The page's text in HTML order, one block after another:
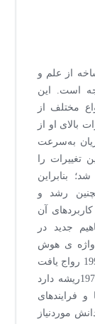
از علم و
است. این
مختلف از
بالای او از
به‌سرعت
تغییرات را
بنابراین
رشد و
آن
جدید در
هوش تجاری است. [2]. واژه ی هوش
تجاری توسط گروه گارتنر در اواسط دهه ی1991 رواج یافت
که در سیستم‌های گزارش دهی MIS دهه ی1970ریشه دارد
و فرایندهای
موردنیاز